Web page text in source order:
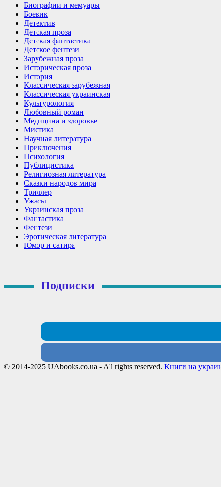
Биографии и мемуары
Боевик
Детектив
Детская проза
Детская фантастика
Детское фентези
Зарубежная проза
Историческая проза
История
Классическая зарубежная
Классическая украинская
Культурология
Любовный роман
Медицина и здоровье
Мистика
Научная литература
Приключения
Психология
Публицистика
Религиозная литература
Сказки народов мира
Триллер
Ужасы
Украинская проза
Фантастика
Фентези
Эротическая литература
Юмор и сатира
Подписки
© 2014-2025 UAbooks.co.ua - All rights reserved. Книги на